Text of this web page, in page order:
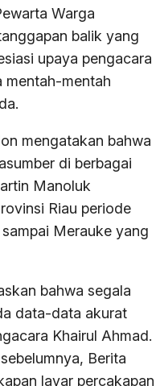
Warga
balik yang
upaya pengacara
mentah-mentah
mengatakan bahwa
di berbagai
Manoluk
Riau periode
Merauke yang
bahwa segala
data-data akurat
Khairul Ahmad.
Berita
layar percakapan